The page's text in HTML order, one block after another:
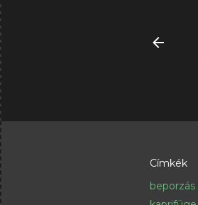
Címkék
beporzás